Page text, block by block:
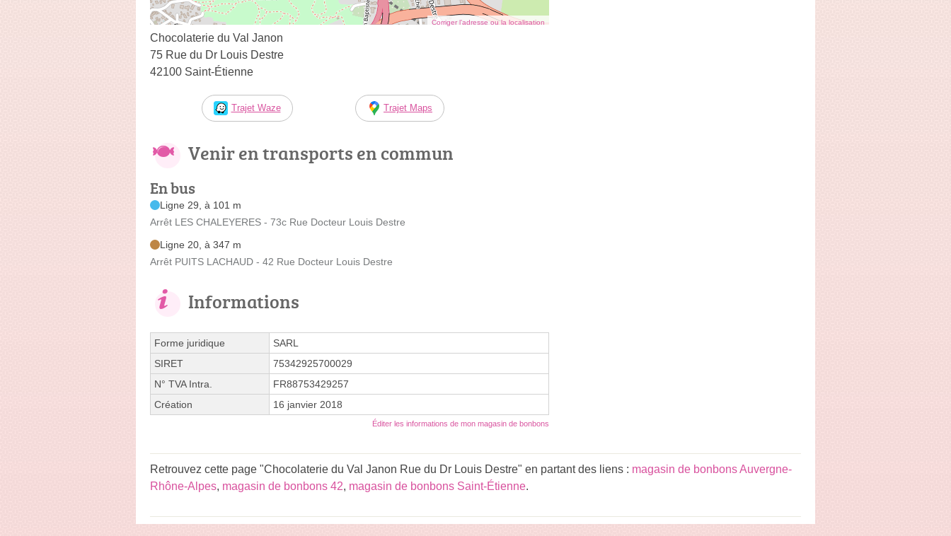
Corriger l’adresse ou la localisation
Chocolaterie du Val Janon
75 Rue du Dr Louis Destre
42100 Saint-Étienne
Trajet Waze Trajet Maps
Venir en transports en commun
En bus
Ligne 29, à 101 m
Arrêt LES CHALEYERES - 73c Rue Docteur Louis Destre
Ligne 20, à 347 m
Arrêt PUITS LACHAUD - 42 Rue Docteur Louis Destre
Informations
Forme juridique
SARL
SIRET
75342925700029
N° TVA Intra.
FR88753429257
Création
16 janvier 2018
Éditer les informations de mon magasin de bonbons
Retrouvez cette page "Chocolaterie du Val Janon Rue du Dr Louis Destre" en partant des liens : magasin de bonbons Auvergne-
Rhône-Alpes, magasin de bonbons 42, magasin de bonbons Saint-Étienne.